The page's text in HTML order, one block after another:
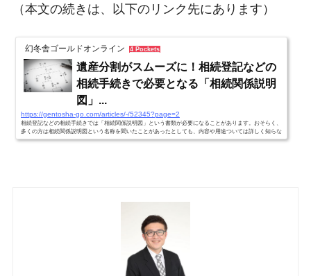
（本文の続きは、以下のリンク先にあります）
幻冬舎ゴールドオンライン 4 Pockets
遺産分割がスムーズに！相続登記などの
相続手続きで必要となる「相続関係説明
図」...
https://gentosha-go.com/articles/-/52345?page=2
相続登記などの相続手続きでは「相続関係説明図」という書類が必要になることがあります。おそらく、
多くの方は相続関係説明図という名称を聞いたことがあったとしても、内容や用途ついては詳しく知らな
いと思います。本連載は、司法書士法人みどり法務事務所が運営するコラム『スマそう−相続登記−』か